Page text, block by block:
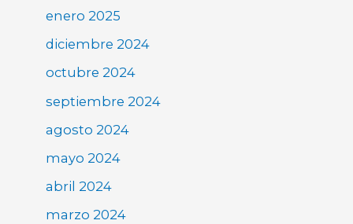
enero 2025
diciembre 2024
octubre 2024
septiembre 2024
agosto 2024
mayo 2024
abril 2024
marzo 2024